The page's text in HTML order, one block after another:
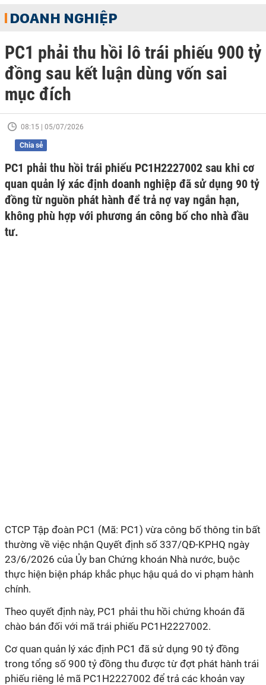
DOANH NGHIỆP
PC1 phải thu hồi lô trái phiếu 900 tỷ
đồng sau kết luận dùng vốn sai
mục đích
08:15 | 05/07/2026
Chia sẻ
PC1 phải thu hồi trái phiếu PC1H2227002 sau khi cơ
quan quản lý xác định doanh nghiệp đã sử dụng 90 tỷ
đồng từ nguồn phát hành để trả nợ vay ngắn hạn,
không phù hợp với phương án công bố cho nhà đầu
tư.
CTCP Tập đoàn PC1 (Mã: PC1) vừa công bố thông tin bất
thường về việc nhận Quyết định số 337/QĐ-KPHQ ngày
23/6/2026 của Ủy ban Chứng khoán Nhà nước, buộc
thực hiện biện pháp khắc phục hậu quả do vi phạm hành
chính.
Theo quyết định này, PC1 phải thu hồi chứng khoán đã
chào bán đối với mã trái phiếu PC1H2227002.
Cơ quan quản lý xác định PC1 đã sử dụng 90 tỷ đồng
trong tổng số 900 tỷ đồng thu được từ đợt phát hành trái
phiếu riêng lẻ mã PC1H2227002 để trả các khoản vay